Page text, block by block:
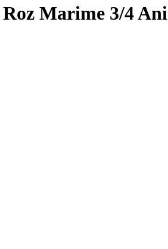
Marime 3/4 Ani